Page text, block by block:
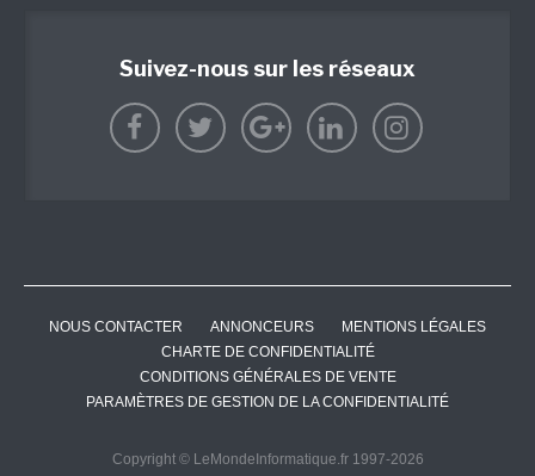
Suivez-nous sur les réseaux
NOUS CONTACTER ANNONCEURS
MENTIONS LÉGALES
CHARTE DE CONFIDENTIALITÉ
CONDITIONS GÉNÉRALES DE VENTE
PARAMÈTRES DE GESTION DE LA CONFIDENTIALITÉ
Copyright © LeMondeInformatique.fr 1997-2026